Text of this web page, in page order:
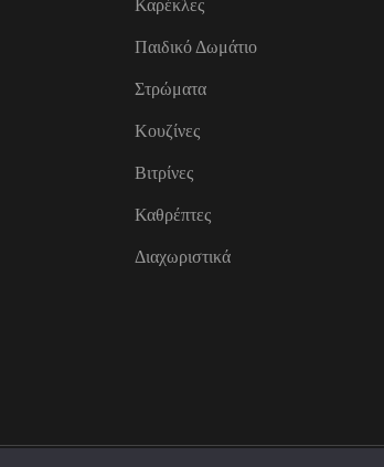
Καρέκλες
Παιδικό Δωμάτιο
Στρώματα
Κουζίνες
Βιτρίνες
Καθρέπτες
Διαχωριστικά